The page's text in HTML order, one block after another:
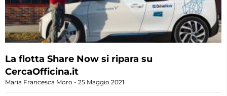
La flotta Share Now si ripara su
CercaOfficina.it
Maria Francesca Moro 25 Maggio 2021